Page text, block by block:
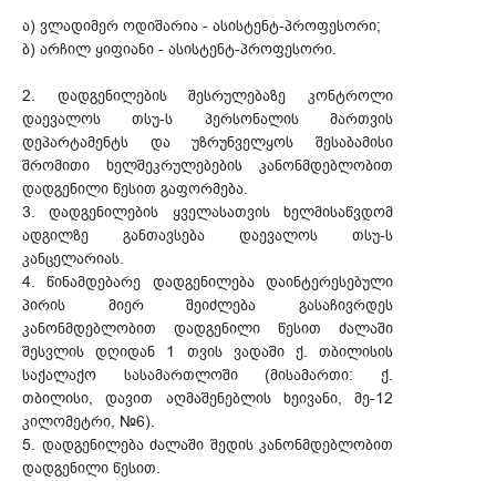
ა) ვლადიმერ ოდიშარია - ასისტენტ-პროფესორი;
ბ) არჩილ ყიფიანი - ასისტენტ-პროფესორი.
2. დადგენილების შესრულებაზე კონტროლი
დაევალოს თსუ-ს პერსონალის მართვის
დეპარტამენტს და უზრუნველყოს შესაბამისი
შრომითი ხელშეკრულებების კანონმდებლობით
დადგენილი წესით გაფორმება.
3. დადგენილების ყველასათვის ხელმისაწვდომ
ადგილზე განთავსება დაევალოს თსუ-ს
კანცელარიას.
4. წინამდებარე დადგენილება დაინტერესებული
პირის მიერ შეიძლება გასაჩივრდეს
კანონმდებლობით დადგენილი წესით ძალაში
შესვლის დღიდან 1 თვის ვადაში ქ. თბილისის
საქალაქო სასამართლოში (მისამართი: ქ.
თბილისი, დავით აღმაშენებლის ხეივანი, მე-12
კილომეტრი, №6).
5. დადგენილება ძალაში შედის კანონმდებლობით
დადგენილი წესით.